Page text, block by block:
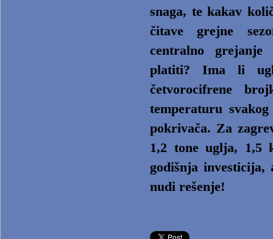
snaga, te kakav
čitave grejne
centralno
platiti? Ima li
četvorocifrene
temperaturu
pokrivača. Za
1,2 tone uglja, 1,5
godišnja
nudi rešenje!